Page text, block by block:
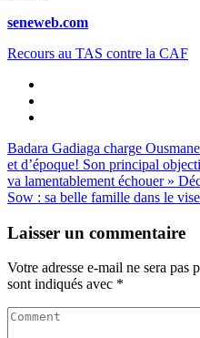
seneweb.com
Recours au TAS contre la CAF
Badara Gadiaga charge
et d’époque! Son principal
va lamentablement échouer »
Sow : sa belle famille dans le
Laisser un commentaire
Votre adresse e-mail ne sera pas
sont indiqués avec *